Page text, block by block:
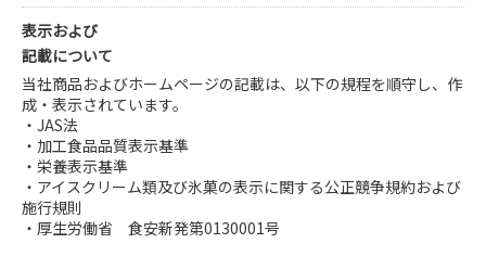
表示および
記載について
当社商品およびホームページの記載は、以下の規程を順守し、作
成・表示されています。
・JAS法
・加工食品品質表示基準
・栄養表示基準
・アイスクリーム類及び氷菓の表示に関する公正競争規約および
施行規則
・厚生労働省 食安新発第0130001号